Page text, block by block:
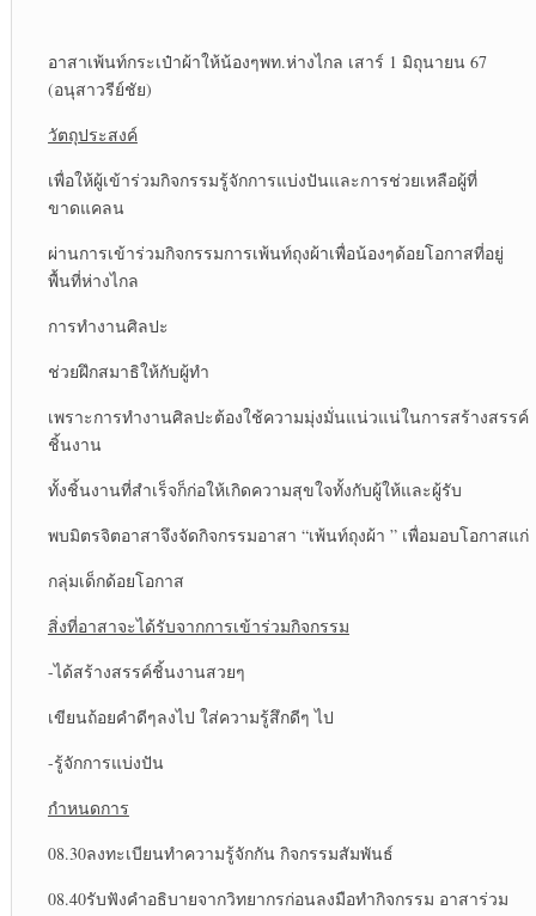
อาสาเพ้นท์กระเป๋าผ้าให้น้องๆพท.ห่างไกล เสาร์ 1 มิถุนายน 67
(อนุสาวรีย์ชัย)
วัตถุประสงค์
เพื่อให้ผู้เข้าร่วมกิจกรรมรู้จักการแบ่งปันและการช่วยเหลือผู้ที่
ขาดแคลน
ผ่านการเข้าร่วมกิจกรรมการเพ้นท์ถุงผ้าเพื่อน้องๆด้อยโอกาสที่อยู่
พื้นที่ห่างไกล
การทำงานศิลปะ
ช่วยฝึกสมาธิให้กับผู้ทำ
เพราะการทำงานศิลปะต้องใช้ความมุ่งมั่นแน่วแน่ในการสร้างสรรค์
ชิ้นงาน
ทั้งชิ้นงานที่สำเร็จก็ก่อให้เกิดความสุขใจทั้งกับผู้ให้และผู้รับ
พบมิตรจิตอาสาจึงจัดกิจกรรมอาสา “เพ้นท์ถุงผ้า ” เพื่อมอบโอกาสแก่
กลุ่มเด็กด้อยโอกาส
สิ่งที่อาสาจะได้รับจากการเข้าร่วมกิจกรรม
-ได้สร้างสรรค์ชิ้นงานสวยๆ
เขียนถ้อยคำดีๆลงไป ใส่ความรู้สึกดีๆ ไป
-รู้จักการแบ่งปัน
กำหนดการ
08.30ลงทะเบียนทำความรู้จักกัน กิจกรรมสัมพันธ์
08.40รับฟังคำอธิบายจากวิทยากรก่อนลงมือทำกิจกรรม อาสาร่วม